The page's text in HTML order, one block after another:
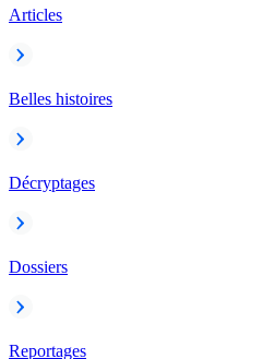
Articles
Belles histoires
Décryptages
Dossiers
Reportages